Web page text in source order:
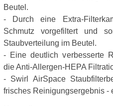
Beutel.
- Durch eine Extra-
Schmutz vorgefiltert und
Staubverteilung im Beutel.
- Eine deutlich verbesserte
die Anti-Allergen-HEPA
- Swirl AirSpace
frisches Reinigungsergebnis -